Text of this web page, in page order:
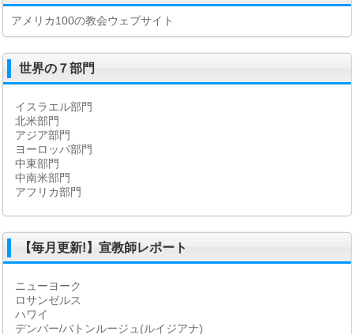
アメリカ100の教会ウェブサイト
世界の７部門
イスラエル部門
北米部門
アジア部門
ヨーロッパ部門
中東部門
中南米部門
アフリカ部門
【毎月更新!】宣教師レポート
ニューヨーク
ロサンゼルス
ハワイ
デンバー/バトンルージュ(ルイジアナ)